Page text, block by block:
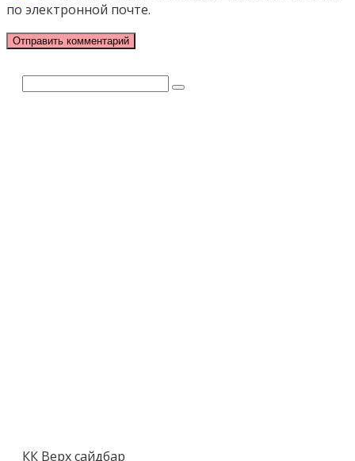
по электронной почте.
Поиск:
КК Верх сайдбар